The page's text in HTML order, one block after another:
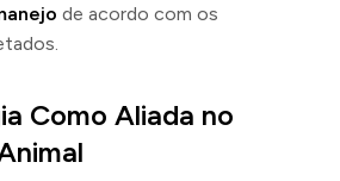
de acordo com os
Como Aliada no